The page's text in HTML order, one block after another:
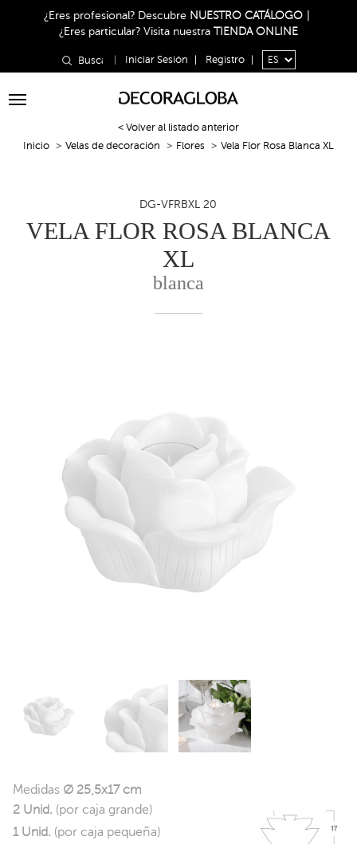
¿Eres profesional? Descubre NUESTRO CATÁLOGO
¿Eres particular? Visita nuestra TIENDA ONLINE
Iniciar Sesión Registro
Toggle
< Volver al listado anterior
Inicio
Velas de decoración Flores Vela Flor Rosa Blanca XL
DG-VFRBXL 20
VELA FLOR ROSA BLANCA
XL
blanca
Medidas Ø 25,5x17 cm
2 Unid. (por caja grande)
1 Unid. (por caja pequeña)